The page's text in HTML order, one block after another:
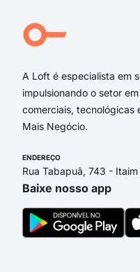
A Loft é especialista em
impulsionando o setor
comerciais, tecnológicas
Mais Negócio.
ENDEREÇO
Rua Tabapuã, 743 -
Baixe nosso app